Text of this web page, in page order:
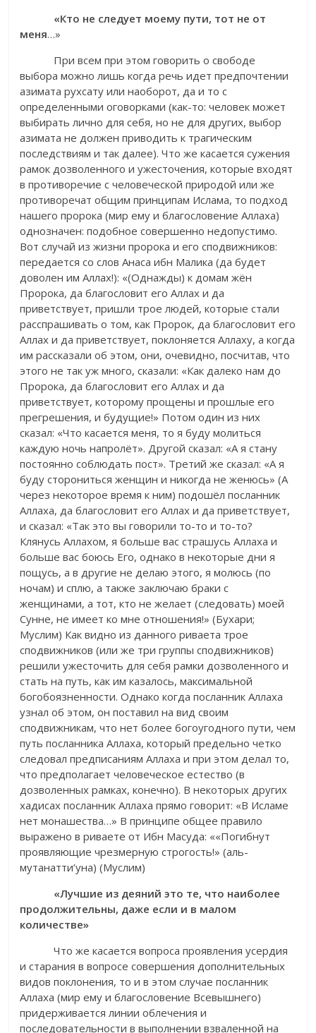
«Кто не следует моему пути, тот не от
меня…»
При всем при этом говорить о свободе
выбора можно лишь когда речь идет предпочтении
азимата рухсату или наоборот, да и то с
определенными оговорками (как-то: человек может
выбирать лично для себя, но не для других, выбор
азимата не должен приводить к трагическим
последствиям и так далее). Что же касается сужения
рамок дозволенного и ужесточения, которые входят
в противоречие с человеческой природой или же
противоречат общим принципам Ислама, то подход
нашего пророка (мир ему и благословение Аллаха)
однозначен: подобное совершенно недопустимо.
Вот случай из жизни пророка и его сподвижников:
передается со слов Анаса ибн Малика (да будет
доволен им Аллах!): «(Однажды) к домам жён
Пророка, да благословит его Аллах и да
приветствует, пришли трое людей, которые стали
расспрашивать о том, как Пророк, да благословит его
Аллах и да приветствует, поклоняется Аллаху, а когда
им рассказали об этом, они, очевидно, посчитав, что
этого не так уж много, сказали: «Как далеко нам до
Пророка, да благословит его Аллах и да
приветствует, которому прощены и прошлые его
прегрешения, и будущие!» Потом один из них
сказал: «Что касается меня, то я буду молиться
каждую ночь напролёт». Другой сказал: «А я стану
постоянно соблюдать пост». Третий же сказал: «А я
буду сторониться женщин и никогда не женюсь» (А
через некоторое время к ним) подошёл посланник
Аллаха, да благословит его Аллах и да приветствует,
и сказал: «Так это вы говорили то-то и то-то?
Клянусь Аллахом, я больше вас страшусь Аллаха и
больше вас боюсь Его, однако в некоторые дни я
пощусь, а в другие не делаю этого, я молюсь (по
ночам) и сплю, а также заключаю браки с
женщинами, а тот, кто не желает (следовать) моей
Сунне, не имеет ко мне отношения!» (Бухари;
Муслим) Как видно из данного риваета трое
сподвижников (или же три группы сподвижников)
решили ужесточить для себя рамки дозволенного и
стать на путь, как им казалось, максимальной
богобоязненности. Однако когда посланник Аллаха
узнал об этом, он поставил на вид своим
сподвижникам, что нет более богоугодного пути, чем
путь посланника Аллаха, который предельно четко
следовал предписаниям Аллаха и при этом делал то,
что предполагает человеческое естество (в
дозволенных рамках, конечно). В некоторых других
хадисах посланник Аллаха прямо говорит: «В Исламе
нет монашества…» В принципе общее правило
выражено в риваете от Ибн Масуда: ««Погибнут
проявляющие чрезмерную строгость!» (аль-
мутанатти’уна) (Муслим)
«Лучшие из деяний это те, что наиболее
продолжительны, даже если и в малом
количестве»
Что же касается вопроса проявления усердия
и старания в вопросе совершения дополнительных
видов поклонения, то и в этом случае посланник
Аллаха (мир ему и благословение Всевышнего)
придерживается линии облечения и
последовательности в выполнении взваленной на